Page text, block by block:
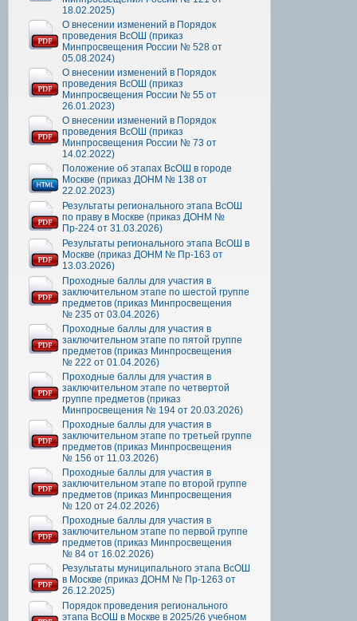
18.02.2025)
О внесении изменений в Порядок
проведения ВсОШ (приказ
Минпросвещения России № 528 от
05.08.2024)
О внесении изменений в Порядок
проведения ВсОШ (приказ
Минпросвещения России № 55 от
26.01.2023)
О внесении изменений в Порядок
проведения ВсОШ (приказ
Минпросвещения России № 73 от
14.02.2022)
Положение об этапах ВсОШ в городе
Москве (приказ ДОНМ № 138 от
22.02.2023)
Результаты регионального этапа ВсОШ
по праву в Москве (приказ ДОНМ №
Пр-224 от 31.03.2026)
Результаты регионального этапа ВсОШ в
Москве (приказ ДОНМ № Пр-163 от
13.03.2026)
Проходные баллы для участия в
заключительном этапе по шестой группе
предметов (приказ Минпросвещения
№ 235 от 03.04.2026)
Проходные баллы для участия в
заключительном этапе по пятой группе
предметов (приказ Минпросвещения
№ 222 от 01.04.2026)
Проходные баллы для участия в
заключительном этапе по четвертой
группе предметов (приказ
Минпросвещения № 194 от 20.03.2026)
Проходные баллы для участия в
заключительном этапе по третьей группе
предметов (приказ Минпросвещения
№ 156 от 11.03.2026)
Проходные баллы для участия в
заключительном этапе по второй группе
предметов (приказ Минпросвещения
№ 120 от 24.02.2026)
Проходные баллы для участия в
заключительном этапе по первой группе
предметов (приказ Минпросвещения
№ 84 от 16.02.2026)
Результаты муниципального этапа ВсОШ
в Москве (приказ ДОНМ № Пр-1263 от
26.12.2025)
Порядок проведения регионального
этапа ВсОШ в Москве в 2025/26 учебном